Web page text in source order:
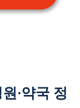
·약국 정